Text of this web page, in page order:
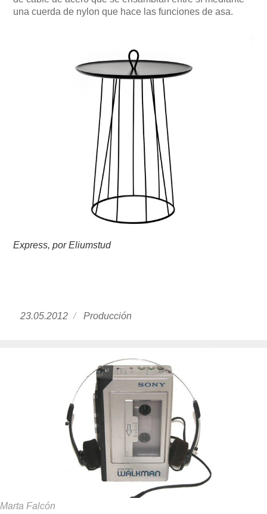
una cuerda de nylon que hace las funciones de asa.
Express, por Eliumstud
Publicado
23.05.2012 https://www.experimenta.es/author/
Producción
Marta Falcón